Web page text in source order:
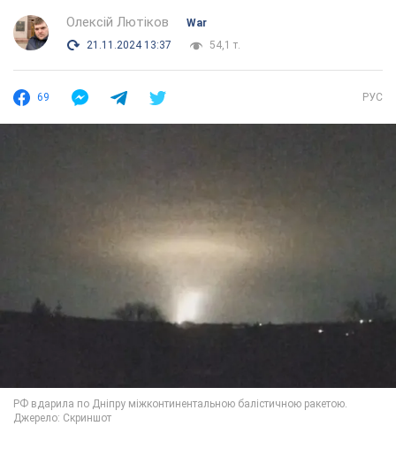
Олексій Лютіков
War
21.11.2024 13:37
54,1 т.
69 РУС